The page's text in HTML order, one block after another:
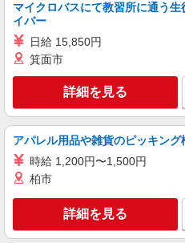
マイクロバスにて教習所に通う生
イバー
日給 15,850円
箕面市
詳細を見る
アパレル用品や雑貨のピッキング
時給 1,200円〜1,500円
柏市
詳細を見る